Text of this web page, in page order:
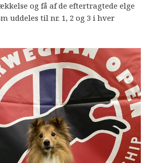
og få af de eftertragtede elge
uddeles til nr. 1, 2 og 3 i hver